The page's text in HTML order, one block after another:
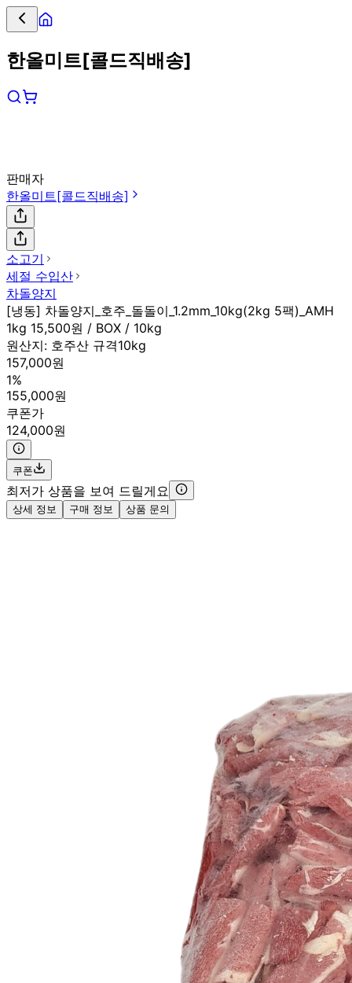
한올미트[콜드직배송]
판매자
한올미트[콜드직배송]
소고기
세절 수입산
차돌양지
[냉동] 차돌양지_호주_돌돌이_1.2mm_10kg(2kg 5팩)_AMH
1kg 15,500원 / BOX / 10kg
원산지: 호주산 규격10kg
157,000원
1%
155,000원
쿠폰가
124,000원
쿠폰
최저가 상품을 보여 드릴게요
상세 정보 구매 정보 상품 문의